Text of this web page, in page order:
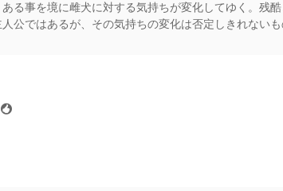
る事を境に雌犬に対する気持ちが変化してゆく。残
公ではあるが、その気持ちの変化は否定しきれないも